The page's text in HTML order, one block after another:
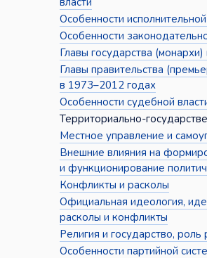
Особенности исполнительной
Особенности
Главы государства
Главы правительства
в 1973–2012 годах
Особенности судебной
Территориально-
Местное управление и
Внешние влияния на
и функционирование
Конфликты и расколы
Официальная идеология,
расколы и конфликты
Религия и государство, роль
Особенности партийной